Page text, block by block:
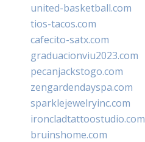
united-basketball.com
tios-tacos.com
cafecito-satx.com
graduacionviu2023.com
pecanjackstogo.com
zengardendayspa.com
sparklejewelryinc.com
ironcladtattoostudio.com
bruinshome.com